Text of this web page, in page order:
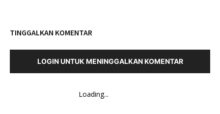
TINGGALKAN KOMENTAR
LOGIN UNTUK MENINGGALKAN KOMENTAR
Loading...